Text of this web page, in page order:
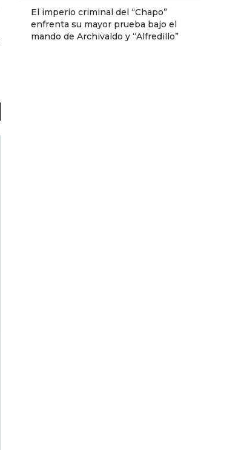
El imperio criminal del “Chapo”
enfrenta su mayor prueba bajo el
mando de Archivaldo y “Alfredillo”